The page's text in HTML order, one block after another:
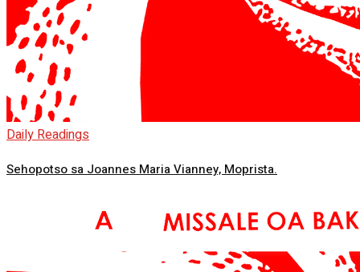
Daily Readings
Sehopotso sa Joannes Maria Vianney, Moprista.